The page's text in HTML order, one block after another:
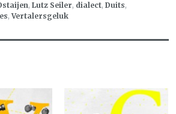
, Lutz Seiler, dialect, Duits,
,Vertalersgeluk